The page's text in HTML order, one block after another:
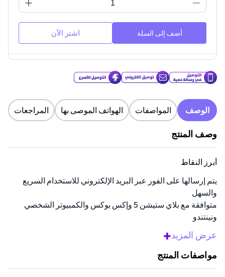
أضف إلى السلة اشتر الآن
الوصف المواصفات الهواتف الموصى بها المراجعات
وصف المنتج
أبرز النقاط
يتم إرسالها على الفور عبر البريد الإلكتروني للاستخدام السريع
والسهل
متوافقة مع بلاي ستيشن 5 وإكس بوكس والكمبيوتر الشخصي
ونينتندو
تمنحك الوصول إلى الألعاب والعتاد والمقتنيات في أي وقت
خيار هدية رائع للاعبين من جميع الأعمار
استرد المبلغ بسهولة على GameStop.com أو في المتجر
نظرة عامة
عرض المزيد+
مواصفات المنتج